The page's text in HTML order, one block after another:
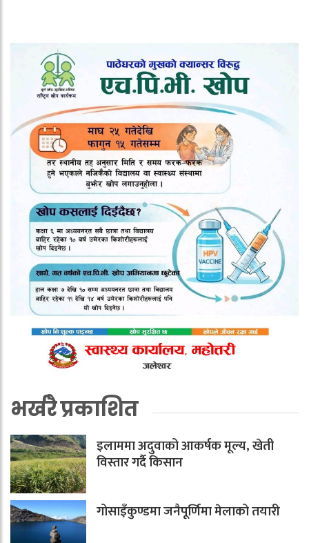
भर्खरै प्रकाशित
इलाममा अदुवाको आकर्षक मूल्य, खेती
विस्तार गर्दै किसान
गोसाइँकुण्डमा जनैपूर्णिमा मेलाको तयारी